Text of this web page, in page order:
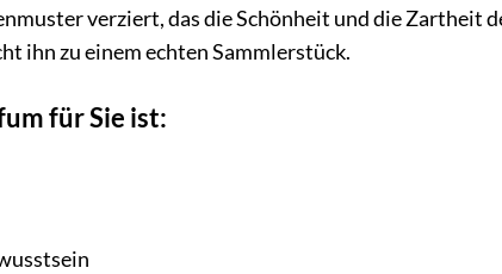
verziert, das die Schönheit und die Zartheit
ihn zu einem echten Sammlerstück.
für Sie ist: